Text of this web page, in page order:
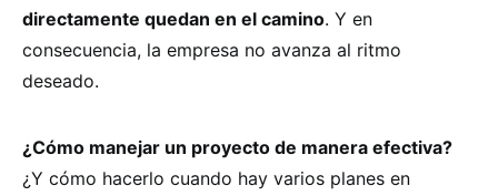
directamente quedan en el camino. Y en
consecuencia, la empresa no avanza al ritmo
deseado.
¿Cómo manejar un proyecto de manera efectiva?
¿Y cómo hacerlo cuando hay varios planes en